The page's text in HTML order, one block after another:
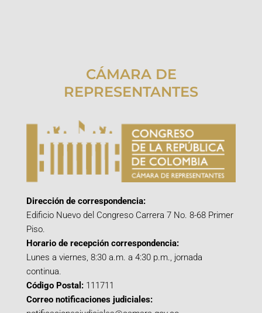
CÁMARA DE
REPRESENTANTES
Dirección de correspondencia:
Edificio Nuevo del Congreso Carrera 7 No. 8-68 Primer
Piso.
Horario de recepción correspondencia:
Lunes a viernes, 8:30 a.m. a 4:30 p.m., jornada
continua.
Código Postal: 111711
Correo notificaciones judiciales: